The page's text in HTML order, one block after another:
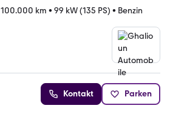
100.000 km • 99 kW (135 PS) • Benzin
Kontakt Parken